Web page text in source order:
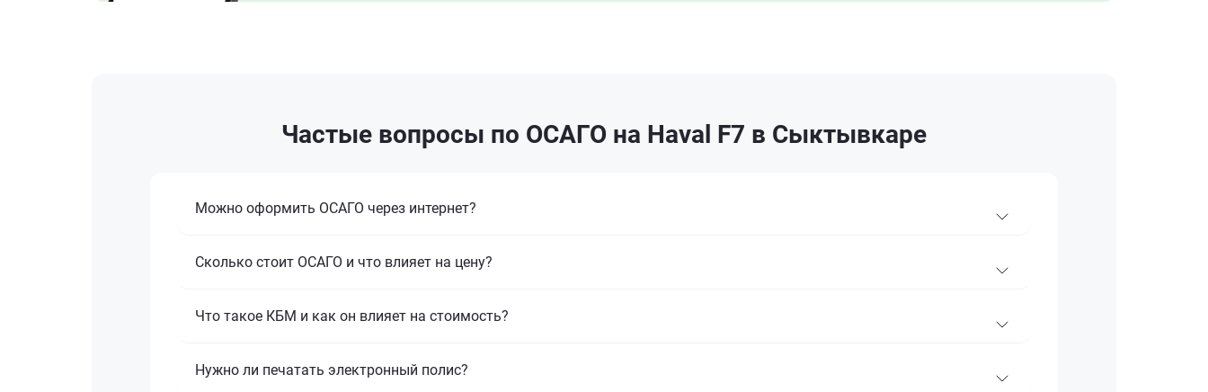
Частые вопросы по ОСАГО на Haval F7 в Сыктывкаре
Можно оформить ОСАГО через интернет?
Сколько стоит ОСАГО и что влияет на цену?
Что такое КБМ и как он влияет на стоимость?
Нужно ли печатать электронный полис?